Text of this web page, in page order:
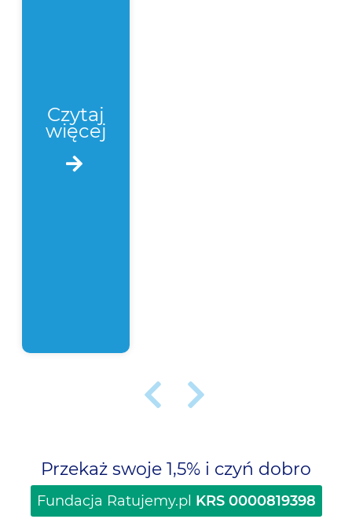
Czytaj
więcej
Przekaż swoje 1,5% i czyń dobro
Fundacja Ratujemy.pl KRS 0000819398